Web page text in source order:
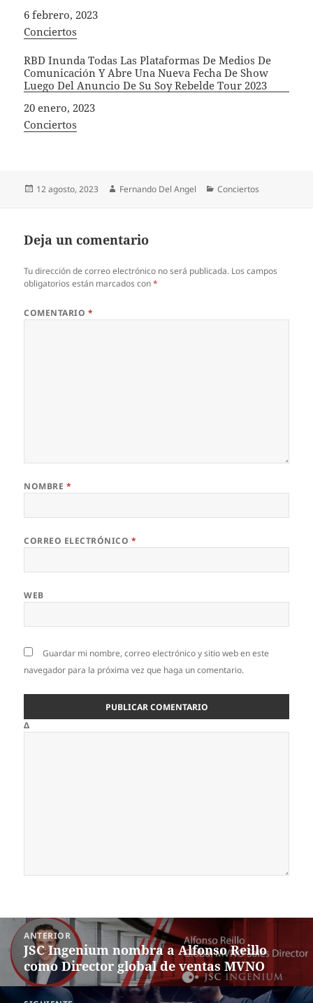
Fecha
6 febrero, 2023
In relation to
Conciertos
RBD Inunda Todas Las Plataformas De Medios De
Comunicación Y Abre Una Nueva Fecha De Show
Luego Del Anuncio De Su Soy Rebelde Tour 2023
Fecha
20 enero, 2023
In relation to
Conciertos
Publicado
12 agosto, 2023 Autor
Fernando Del Angel Categorías
Conciertos
Deja un comentario
Tu dirección de correo electrónico no será publicada. Los campos
obligatorios están marcados con*
COMENTARIO *
NOMBRE *
CORREO ELECTRÓNICO *
WEB
Guardar mi nombre, correo electrónico y sitio web en este
navegador para la próxima vez que haga un comentario.
Δ
Navegación
de
entradas
ANTERIOR
Entrada
anterior:
JSC Ingenium nombra a Alfonso Reillo
como Director global de ventas MVNO